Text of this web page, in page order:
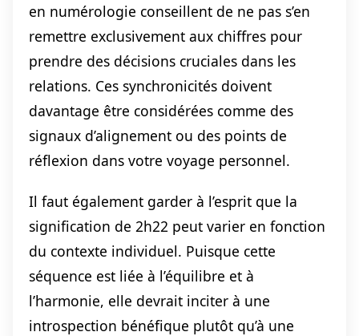
en numérologie conseillent de ne pas s’en
remettre exclusivement aux chiffres pour
prendre des décisions cruciales dans les
relations. Ces synchronicités doivent
davantage être considérées comme des
signaux d’alignement ou des points de
réflexion dans votre voyage personnel.
Il faut également garder à l’esprit que la
signification de 2h22 peut varier en fonction
du contexte individuel. Puisque cette
séquence est liée à l’équilibre et à
l’harmonie, elle devrait inciter à une
introspection bénéfique plutôt qu’à une